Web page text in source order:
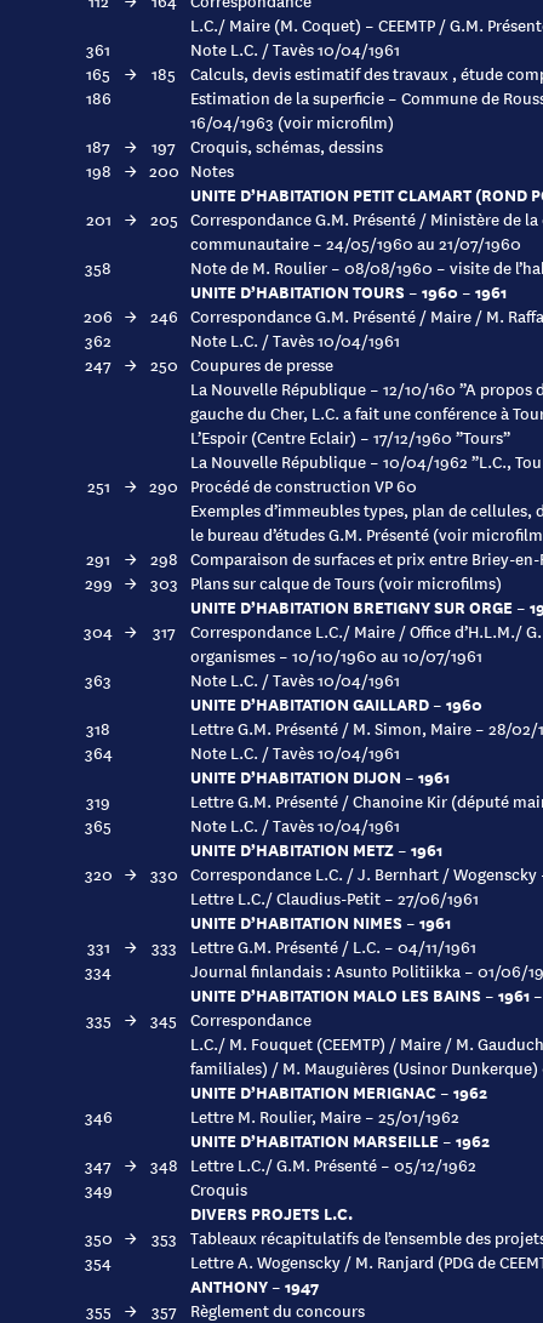
L.C./ Maire (M. Coquet) – CEEMTP / G.M.
361
Note L.C. / Tavès 10/04/1961
165
→ 185
Calculs, devis estimatif des travaux , étude
186
Estimation de la superficie – Commune de
16/04/1963 (voir microfilm)
187 → 197 Croquis, schémas, dessins
198 → 200 Notes
UNITE D’HABITATION PETIT CLAMART (ROND
201 → 205 Correspondance G.M. Présenté / Ministère de
communautaire – 24/05/1960 au 21/07/1960
358
Note de M. Roulier – 08/08/1960 – visite de
UNITE D’HABITATION TOURS – 1960 – 1961
206 → 246 Correspondance G.M. Présenté / Maire / M.
362
Note L.C. / Tavès 10/04/1961
247 → 250 Coupures de presse
La Nouvelle République – 12/10/160 ”A propos
gauche du Cher, L.C. a fait une conférence à
L’Espoir (Centre Eclair) – 17/12/1960 ”Tours”
La Nouvelle République – 10/04/1962 ”L.C.,
251
→ 290 Procédé de construction VP 60
Exemples d’immeubles types, plan de
le bureau d’études G.M. Présenté (voir
291
→ 298 Comparaison de surfaces et prix entre Briey-
299 → 303 Plans sur calque de Tours (voir microfilms)
UNITE D’HABITATION BRETIGNY SUR ORGE –
304 → 317
Correspondance L.C./ Maire / Office d’H.L.M./
organismes – 10/10/1960 au 10/07/1961
363
Note L.C. / Tavès 10/04/1961
UNITE D’HABITATION GAILLARD – 1960
318
Lettre G.M. Présenté / M. Simon, Maire – 28/02/
364
Note L.C. / Tavès 10/04/1961
UNITE D’HABITATION DIJON – 1961
319
Lettre G.M. Présenté / Chanoine Kir (député
365
Note L.C. / Tavès 10/04/1961
UNITE D’HABITATION METZ – 1961
320 → 330 Correspondance L.C. / J. Bernhart /
Lettre L.C./ Claudius-Petit – 27/06/1961
UNITE D’HABITATION NIMES – 1961
331 → 333
Lettre G.M. Présenté / L.C. – 04/11/1961
334
Journal finlandais : Asunto Politiikka – 01/06/
UNITE D’HABITATION MALO LES BAINS – 1961
335 → 345 Correspondance
L.C./ M. Fouquet (CEEMTP) / Maire / M.
familiales) / M. Mauguières (Usinor Dunkerque)
UNITE D’HABITATION MERIGNAC – 1962
346 Lettre M. Roulier, Maire – 25/01/1962
UNITE D’HABITATION MARSEILLE – 1962
347 → 348 Lettre L.C./ G.M. Présenté – 05/12/1962
349
Croquis
DIVERS PROJETS L.C.
350 → 353 Tableaux récapitulatifs de l’ensemble des
354
Lettre A. Wogenscky / M. Ranjard (PDG de
ANTHONY – 1947
355 → 357 Règlement du concours